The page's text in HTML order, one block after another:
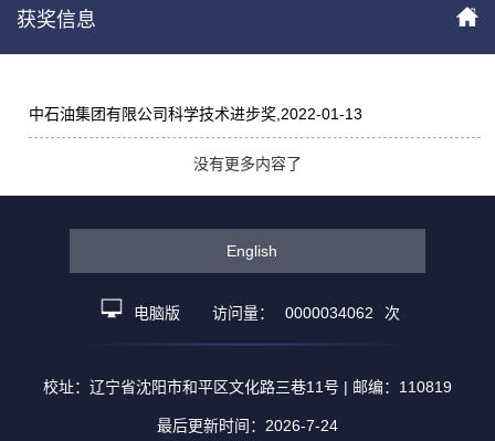
获奖信息
中石油集团有限公司科学技术进步奖,2022-01-13
没有更多内容了
English
电脑版 访问量： 0000034062 次
校址：辽宁省沈阳市和平区文化路三巷11号 | 邮编：110819
最后更新时间： 2026-7-24